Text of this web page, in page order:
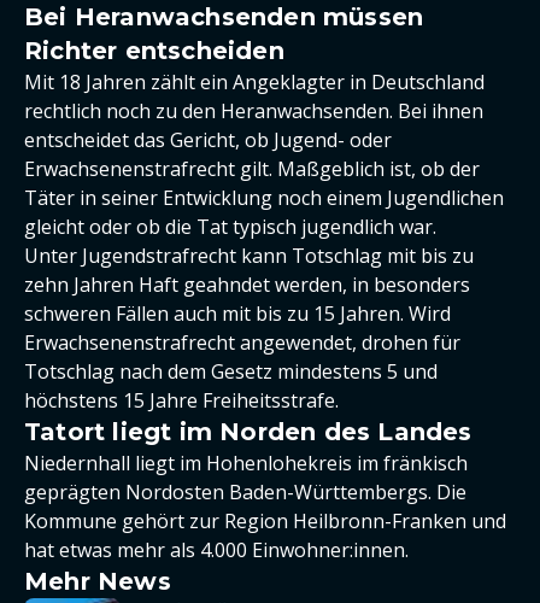
Bei Heranwachsenden müssen
Richter entscheiden
Mit 18 Jahren zählt ein Angeklagter in Deutschland
rechtlich noch zu den Heranwachsenden. Bei ihnen
entscheidet das Gericht, ob Jugend- oder
Erwachsenenstrafrecht gilt. Maßgeblich ist, ob der
Täter in seiner Entwicklung noch einem Jugendlichen
gleicht oder ob die Tat typisch jugendlich war.
Unter Jugendstrafrecht kann Totschlag mit bis zu
zehn Jahren Haft geahndet werden, in besonders
schweren Fällen auch mit bis zu 15 Jahren. Wird
Erwachsenenstrafrecht angewendet, drohen für
Totschlag nach dem Gesetz mindestens 5 und
höchstens 15 Jahre Freiheitsstrafe.
Tatort liegt im Norden des Landes
Niedernhall liegt im Hohenlohekreis im fränkisch
geprägten Nordosten Baden-Württembergs. Die
Kommune gehört zur Region Heilbronn-Franken und
hat etwas mehr als 4.000 Einwohner:innen.
Mehr News